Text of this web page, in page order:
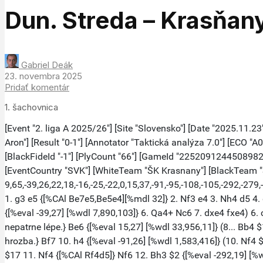
Dun. Streda –
Gabriel Deák
23. novembra 2025
Pridať komentár
1. šachovnica